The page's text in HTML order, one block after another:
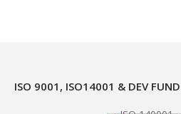
ISO 9001, ISO14001 & DEV FUND